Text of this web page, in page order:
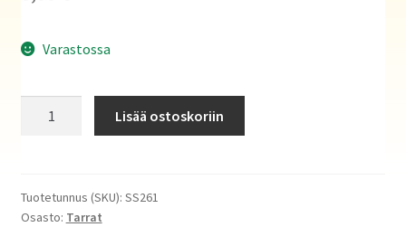
Varastossa
Lisää ostoskoriin
Tuotetunnus (SKU): SS261
Osasto: Tarrat